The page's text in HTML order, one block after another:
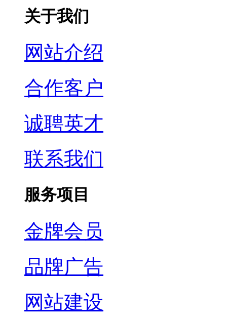
关于我们
网站介绍
合作客户
诚聘英才
联系我们
服务项目
金牌会员
品牌广告
网站建设